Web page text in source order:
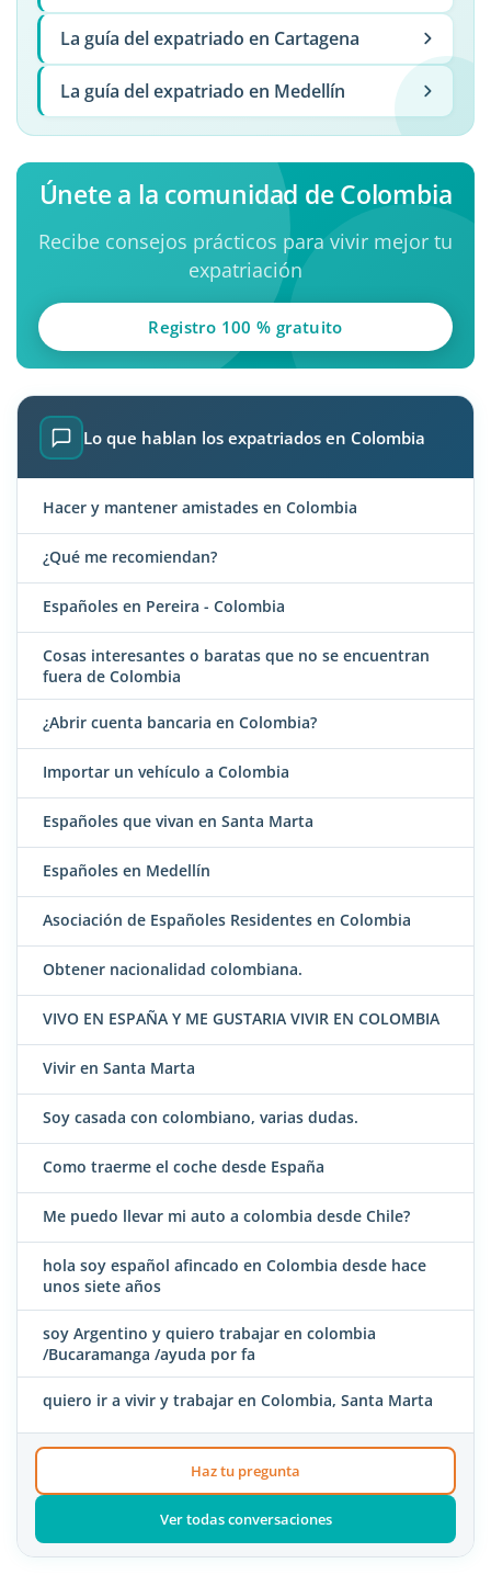
La guía del expatriado en Cartagena
La guía del expatriado en Medellín
Únete a la comunidad de Colombia
Recibe consejos prácticos para vivir mejor tu
expatriación
Registro 100 % gratuito
Lo que hablan los expatriados en Colombia
Hacer y mantener amistades en Colombia
¿Qué me recomiendan?
Españoles en Pereira - Colombia
Cosas interesantes o baratas que no se encuentran
fuera de Colombia
¿Abrir cuenta bancaria en Colombia?
Importar un vehículo a Colombia
Españoles que vivan en Santa Marta
Españoles en Medellín
Asociación de Españoles Residentes en Colombia
Obtener nacionalidad colombiana.
VIVO EN ESPAÑA Y ME GUSTARIA VIVIR EN COLOMBIA
Vivir en Santa Marta
Soy casada con colombiano, varias dudas.
Como traerme el coche desde España
Me puedo llevar mi auto a colombia desde Chile?
hola soy español afincado en Colombia desde hace
unos siete años
soy Argentino y quiero trabajar en colombia
/Bucaramanga /ayuda por fa
quiero ir a vivir y trabajar en Colombia, Santa Marta
Haz tu pregunta
Ver todas conversaciones